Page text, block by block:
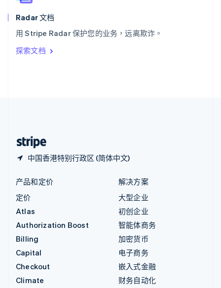
Radar 文档
用 Stripe Radar 保护您的业务，远离欺诈。
探索文档
中国香港特别行政区 (简体中文)
匈牙利
English
ItalianoEnglish
印度
English
产品和定价
定价
Atlas
Authorization Boost
Billing
Capital
Checkout
Climate
解决方案
大型企业
初创企业
智能体商务
加密货币
电子商务
嵌入式金融
财务自动化